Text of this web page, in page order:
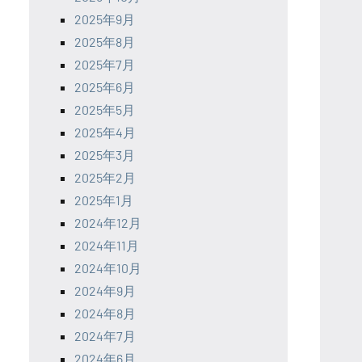
2025年9月
2025年8月
2025年7月
2025年6月
2025年5月
2025年4月
2025年3月
2025年2月
2025年1月
2024年12月
2024年11月
2024年10月
2024年9月
2024年8月
2024年7月
2024年6月